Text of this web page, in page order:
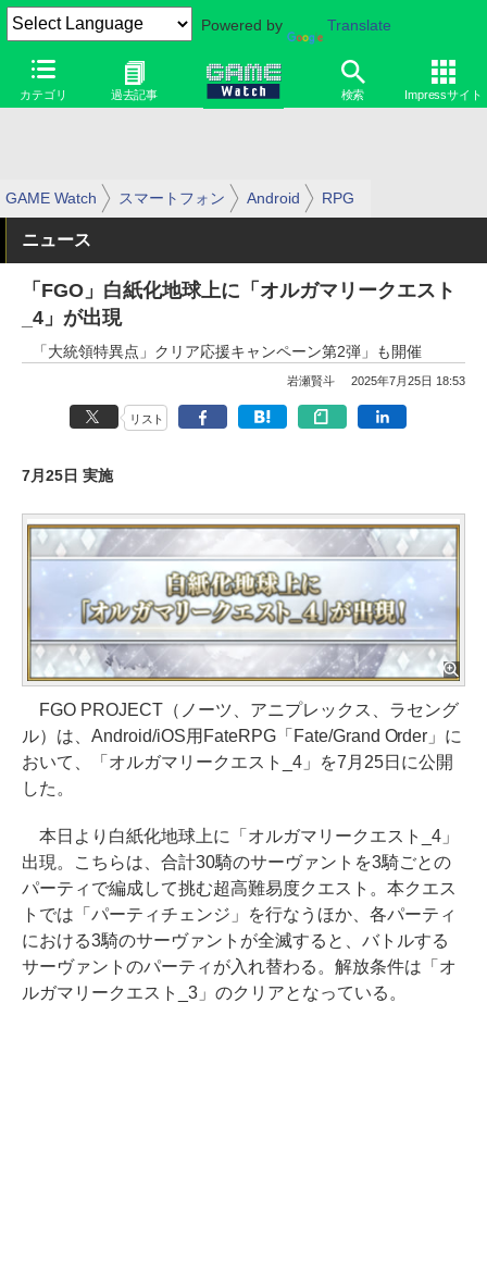
Powered by Translate
カテゴリ 過去記事 検索 Impressサイト
GAME Watch スマートフォン Android RPG
ニュース
「FGO」白紙化地球上に「オルガマリークエスト
_4」が出現
「大統領特異点」クリア応援キャンペーン第2弾」も開催
岩瀬賢斗 2025年7月25日 18:53
リスト
7月25日 実施
FGO PROJECT（ノーツ、アニプレックス、ラセング
ル）は、Android/iOS用FateRPG「Fate/Grand Order」に
おいて、「オルガマリークエスト_4」を7月25日に公開
した。
本日より白紙化地球上に「オルガマリークエスト_4」
出現。こちらは、合計30騎のサーヴァントを3騎ごとの
パーティで編成して挑む超高難易度クエスト。本クエス
トでは「パーティチェンジ」を行なうほか、各パーティ
における3騎のサーヴァントが全滅すると、バトルする
サーヴァントのパーティが入れ替わる。解放条件は「オ
ルガマリークエスト_3」のクリアとなっている。